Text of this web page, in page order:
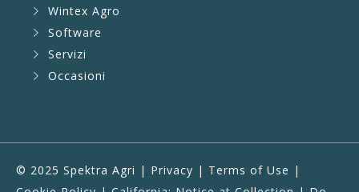
Wintex Agro
Software
Servizi
Occasioni
© 2025 Spektra Agri | Privacy | Terms of Use |